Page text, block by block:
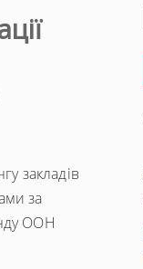
закладів
за
ООН